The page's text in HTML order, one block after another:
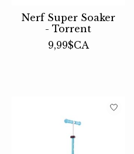
Nerf Super Soaker
- Torrent
9,99$CA